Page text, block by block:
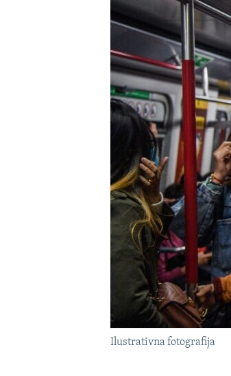
GENOCID U SREBRENICI
POPLAVE I KLIZIŠTA U BIH 2024.
TRI DECENIJE OD RATA U BIH
NASTANAK I RASPAD JUGOSLAVIJE
Ilustrativna fotografija